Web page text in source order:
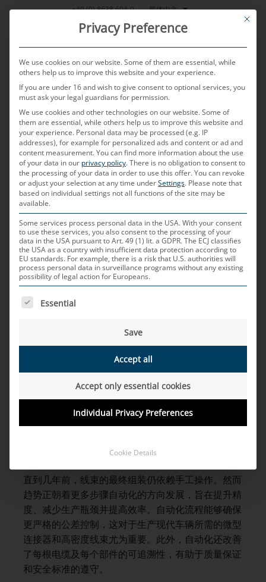
+49 (0) 8638 604-0 简体中文
MENU
POSTED ON2025年4月3日 BYMD ELEKTRONIK
电缆集束组装
汽车行业的“电缆集束组装”是什么意
思？
汽车行业的电缆集束组装指的是专门生产和安装符合
行业特定要求和技术规范的电气连接和电缆系统。这
些系统对于车辆内各类电气及电子系统的联网至关重
要，从简单的照明系统到复杂的控制单元，乃至现代
车载网络中的高速数据传输，均离不开它们。
现代车载网络中的角色
在现代车载网络中，除了用于电力分配的布线外，数
据传输布线的重要性日益凸显。尤其是随着基于以太
网的连接日益普及，以及自主驾驶和驾驶员辅助系统
（ADAS）所需的实时通信协议的引入，这些系统的
复杂性显著增加。
直到几年前，线束的最终组装仍依赖手工操作。然而
趋势正朝着更多步骤自动化的方向发展，旨在提升精
度、减少生产瓶颈并提高效率。自动化流程能够确保
更严格的公差控制，这对于生产现代车辆所需的微型
连接器和高密度线束尤为重要。此外，自动化还改善
了每根电缆及每个部件的可追溯性，有助于质量保证
和安全标准的遵守。
This
Privacy Preference
We use cookies on our website. Some of them are essential, while
others help us to improve this website and your experience.
If you are under 16 and wish to give consent to optional services, you
must ask your legal guardians for permission.
We use cookies and other technologies on our website. Some of
them are essential, while others help us to improve this website and
your experience. Personal data may be processed (e.g. IP
addresses), for example for personalized ads and content or ad and
content measurement.You can find more information about the use
of your data in our privacy policy.There is no obligation to consent to
the processing of your data in order to use this offer.You can revoke
or adjust your selection at any time underSettings. Please note that
based on individual settings not all functions of the site may be
available.
Some services process personal data in the USA. With your consent
to use these services, you also consent to the processing of your
data in the USA pursuant to Art. 49 (1) lit. a GDPR. The ECJ classifies
the USA as a country with insufficient data protection according to
EU standards. For example, there is a risk that U.S. authorities will
process personal data in surveillance programs without any existing
possibility of legal action for Europeans.
THE FOLLOWING IS A LIST OF SERVICE GROUPS FOR
Essential
Save
Accept all
Accept only essential cookies
Individual Privacy Preferences
Cookie Details